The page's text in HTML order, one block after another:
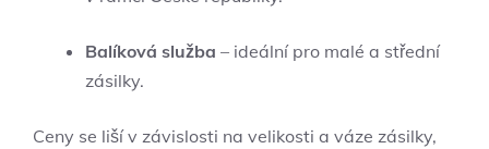
Balíková služba – ideální pro malé a střední
zásilky.
Ceny se liší v závislosti na velikosti a váze zásilky,